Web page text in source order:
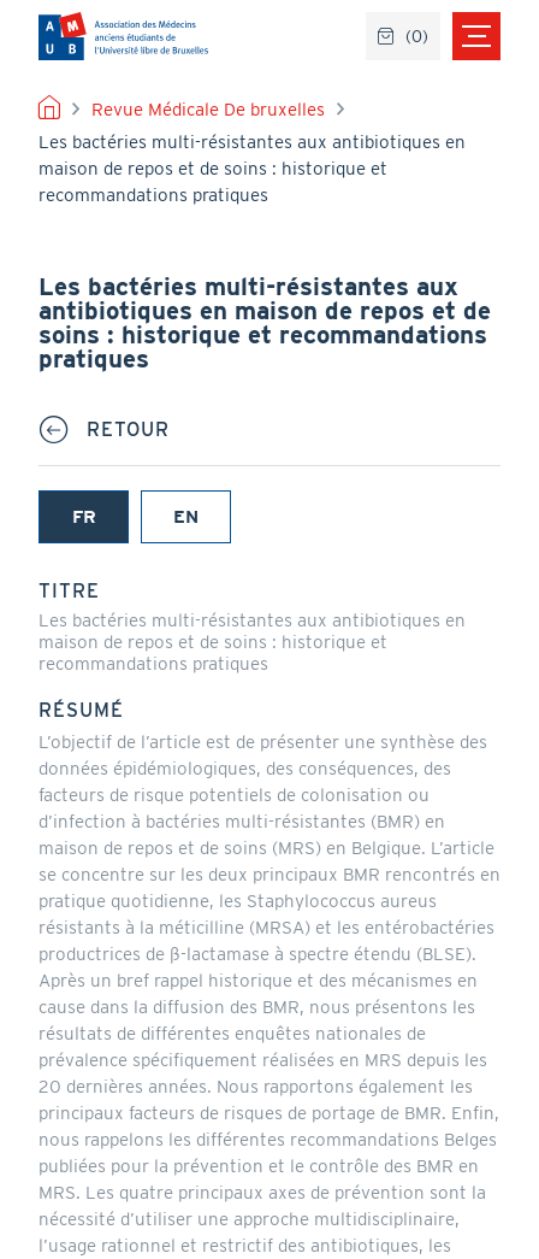
contenu
principal
FIL
D'ARIANE
Revue Médicale De bruxelles
Les bactéries multi-résistantes aux antibiotiques en
maison de repos et de soins : historique et
recommandations pratiques
Les bactéries multi-résistantes aux
antibiotiques en maison de repos et de
soins : historique et recommandations
pratiques
RETOUR
FR
(onglet
EN
TITRE
Les bactéries multi-résistantes aux antibiotiques en
maison de repos et de soins : historique et
recommandations pratiques
RÉSUMÉ
L’objectif de l’article est de présenter une synthèse des
données épidémiologiques, des conséquences, des
facteurs de risque potentiels de colonisation ou
d’infection à bactéries multi-résistantes (BMR) en
maison de repos et de soins (MRS) en Belgique. L’article
se concentre sur les deux principaux BMR rencontrés en
pratique quotidienne, les Staphylococcus aureus
résistants à la méticilline (MRSA) et les entérobactéries
productrices de ß-lactamase à spectre étendu (BLSE).
Après un bref rappel historique et des mécanismes en
cause dans la diffusion des BMR, nous présentons les
résultats de différentes enquêtes nationales de
prévalence spécifiquement réalisées en MRS depuis les
20 dernières années. Nous rapportons également les
principaux facteurs de risques de portage de BMR. Enfin,
nous rappelons les différentes recommandations Belges
publiées pour la prévention et le contrôle des BMR en
MRS. Les quatre principaux axes de prévention sont la
nécessité d’utiliser une approche multidisciplinaire,
l’usage rationnel et restrictif des antibiotiques, les
(0)